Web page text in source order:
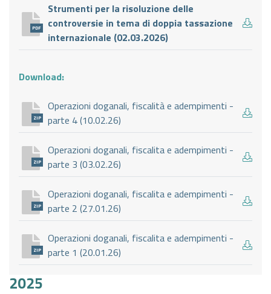
PDF
Strumenti per la risoluzione delle
controversie in tema di doppia tassazione
internazionale (02.03.2026)
Download:
ZIP
Operazioni doganali, fiscalità e adempimenti -
parte 4 (10.02.26)
ZIP
Operazioni doganali, fiscalita e adempimenti -
parte 3 (03.02.26)
ZIP
Operazioni doganali, fiscalita e adempimenti -
parte 2 (27.01.26)
ZIP
Operazioni doganali, fiscalita e adempimenti -
parte 1 (20.01.26)
2025